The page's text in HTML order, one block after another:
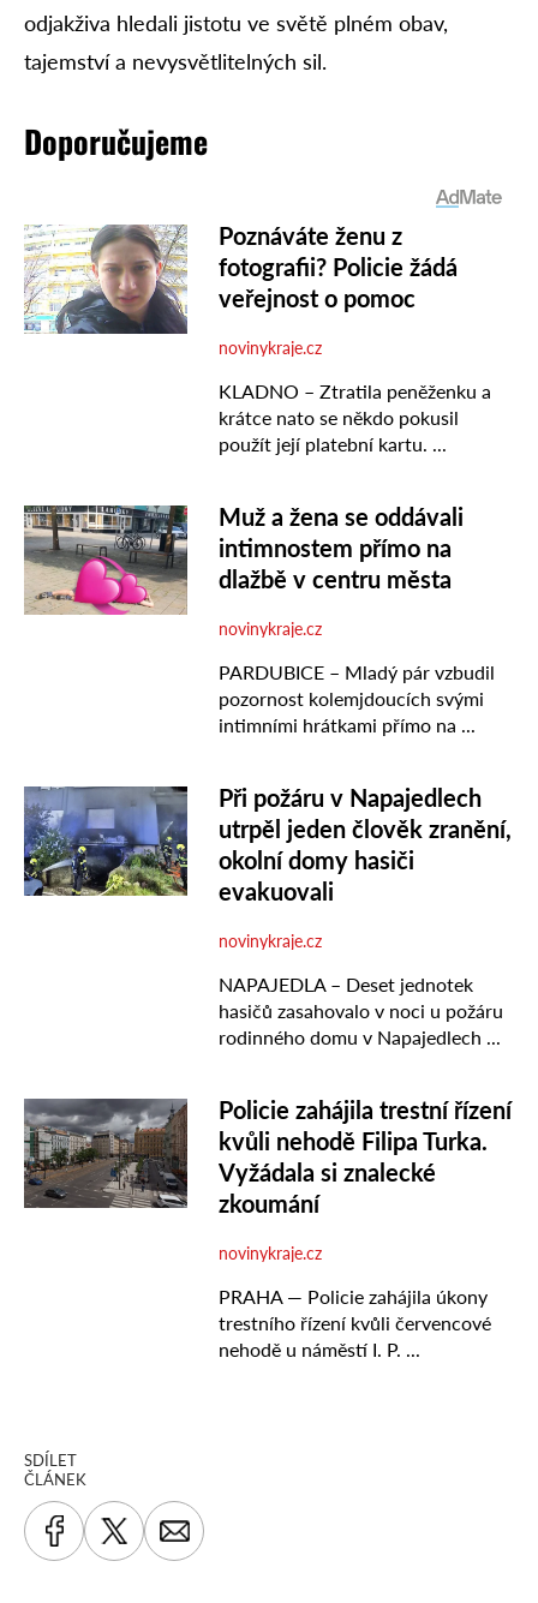
SDÍLET
ČLÁNEK
odjakživa hledali jistotu ve světě plném obav,
tajemství a nevysvětlitelných sil.
Doporučujeme